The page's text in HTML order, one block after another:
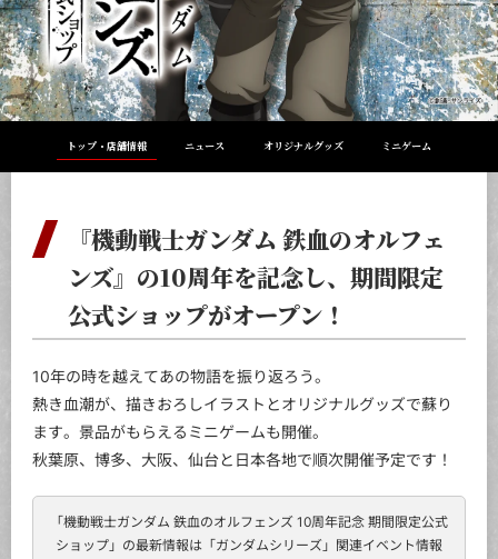
トップ・店舗情報 ニュース オリジナルグッズ ミニゲーム
『機動戦士ガンダム 鉄血のオルフェ
ンズ』の10周年を記念し、期間限定
公式ショップがオープン！
10年の時を越えてあの物語を振り返ろう。
熱き血潮が、描きおろしイラストとオリジナルグッズで蘇り
ます。景品がもらえるミニゲームも開催。
秋葉原、博多、大阪、仙台と日本各地で順次開催予定です！
「機動戦士ガンダム 鉄血のオルフェンズ 10周年記念 期間限定公式
ショップ」の最新情報は 「ガンダムシリーズ」関連イベント情報